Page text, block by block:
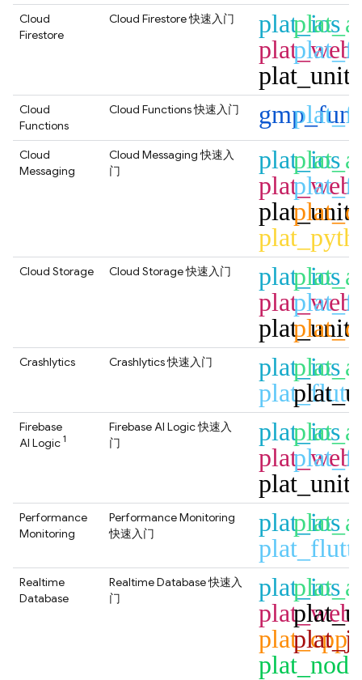
Cloud
Firestore
Cloud Firestore快速入门 plat_ios
plat_web
Cloud
Functions
Cloud Functions快速入门
Cloud
Messaging
Cloud Messaging快速入
门
plat_ios
plat_web
Cloud Storage Cloud Storage快速入门 plat_ios
plat_web
Crashlytics Crashlytics快速入门 plat_ios
Firebase
AI Logic 1
Firebase AI Logic快速入
门
plat_ios
plat_web
Performance
Monitoring
Performance Monitoring
快速入门
plat_ios
Realtime
Database
Realtime Database快速入
门
plat_ios
plat_web
plat_cpp
plat_node